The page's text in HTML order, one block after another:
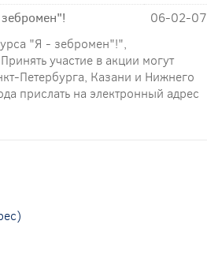
06-02-07
"Я - зебромен"!",
участие в акции могут
Петербурга, Казани и Нижнего
прислать на электронный адрес